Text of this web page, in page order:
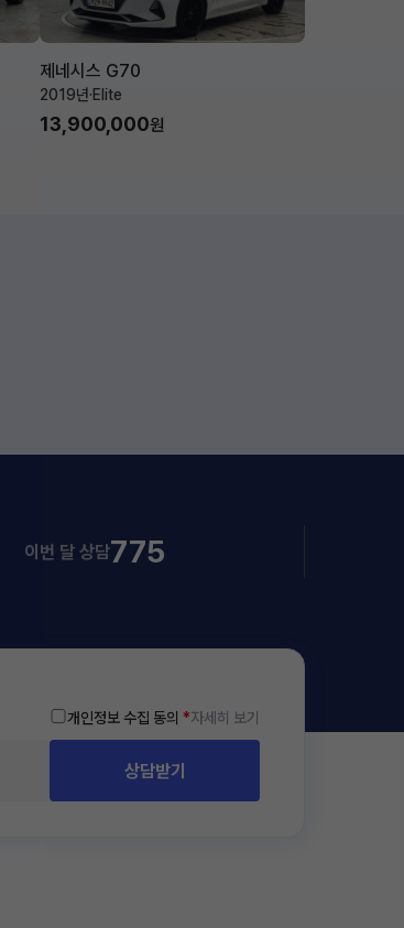
제네시스 G70
2019년·Elite
13,900,000원
이번 달 상담775
개인정보 수집 동의 *자세히 보기
상담받기